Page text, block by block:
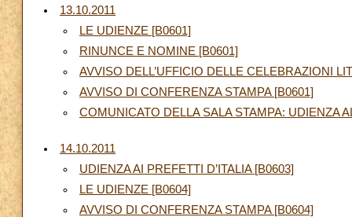
13.10.2011
LE UDIENZE [B0601]
RINUNCE E NOMINE [B0601]
AVVISO DELL’UFFICIO DELLE CELEBRAZIONI
AVVISO DI CONFERENZA STAMPA [B0601]
COMUNICATO DELLA SALA STAMPA: UDIENZA
14.10.2011
UDIENZA AI PREFETTI D’ITALIA [B0603]
LE UDIENZE [B0604]
AVVISO DI CONFERENZA STAMPA [B0604]